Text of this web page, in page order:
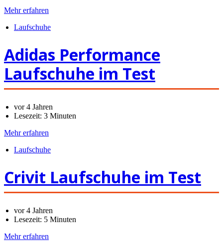
Mehr erfahren
Laufschuhe
Adidas Performance
Laufschuhe im Test
vor 4 Jahren
Lesezeit: 3 Minuten
Mehr erfahren
Laufschuhe
Crivit Laufschuhe im Test
vor 4 Jahren
Lesezeit: 5 Minuten
Mehr erfahren